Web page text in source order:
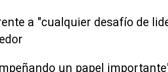
a "cualquier desafío de
un papel